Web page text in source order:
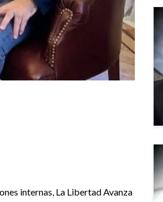
internas, La Libertad Avanza